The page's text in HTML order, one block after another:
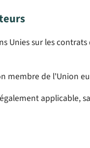
sur les
membre de l'Union
applicable,